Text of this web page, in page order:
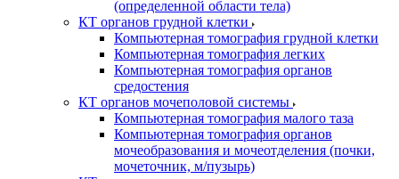
(определенной области тела)
КТ органов грудной клетки
Компьютерная томография грудной клетки
Компьютерная томография легких
Компьютерная томография органов
средостения
КТ органов мочеполовой системы
Компьютерная томография малого таза
Компьютерная томография органов
мочеобразования и мочеотделения (почки,
мочеточник, м/пузырь)